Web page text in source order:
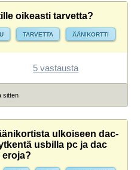
oikeasti tarvetta?
TARVETTA ÄÄNIKORTTI
5 vastausta
sitten
ulkoiseen dac-
usbilla pc ja dac